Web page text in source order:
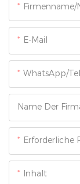
Firmenname/
E-Mail
WhatsApp/
Name Der
Erforderliche
Inhalt